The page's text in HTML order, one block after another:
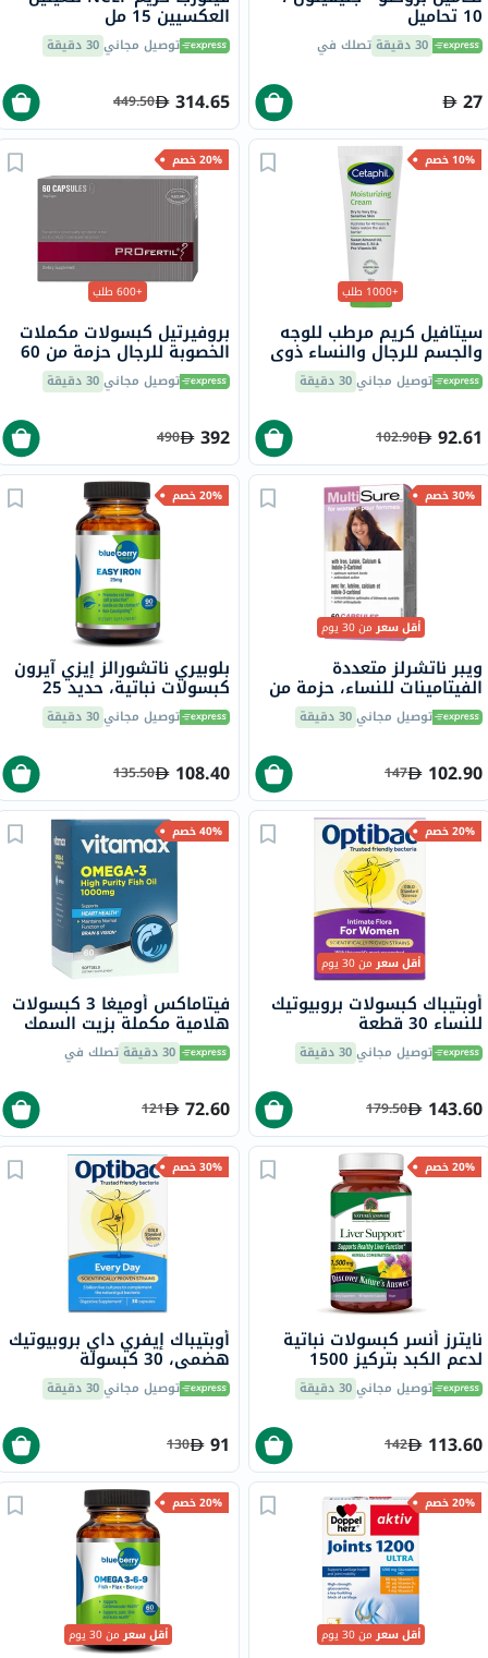
10 تحاميل
30 دقيقة تصلك في
27
العكسيين 15 مل
توصيل مجاني30 دقيقة
314.65
449.50
10% خصم
+1000 طلب
سيتافيل كريم مرطب للوجه
والجسم للرجال والنساء ذوي
البشرة الجافة إلى الجافة جدًا
والحساسة، بدون رائحة، 100 توصيل مجاني30 دقيقة
92.61
102.90
20% خصم
+600 طلب
بروفيرتيل كبسولات مكملات
الخصوبة للرجال حزمة من 60
كبسولةتوصيل مجاني30 دقيقة
392
490
30% خصم
أقل سعرمن 30 يوم
ويبر ناتشرلز متعددة
الفيتامينات للنساء، حزمة من
60 توصيل مجاني30 دقيقة
102.90
147
20% خصم
بلوبيري ناتشورالز إيزي آيرون
كبسولات نباتية، حديد 25
ملجم، 90 قطعة B0265توصيل مجاني30 دقيقة
108.40
135.50
20% خصم
أقل سعرمن 30 يوم
أوبتيباك كبسولات بروبيوتيك
للنساء 30 قطعة
توصيل مجاني30 دقيقة
143.60
179.50
40% خصم
فيتاماكس أوميغا 3 كبسولات
هلامية مكملة بزيت السمك
1000 ملجم حزمة من 60 30 دقيقة تصلك في
72.60
121
20% خصم
نايترز أنسر كبسولات نباتية
لدعم الكبد بتركيز 1500
ملجمم مع سيليمارين حزمة
من 90 كبسولة توصيل مجاني30 دقيقة
113.60
142
30% خصم
أوبتيباك إيفري داي بروبيوتيك
هضمي، 30 كبسولة
توصيل مجاني30 دقيقة
91
130
20% خصم
أقل سعرمن 30 يوم
20% خصم
أقل سعرمن 30 يوم